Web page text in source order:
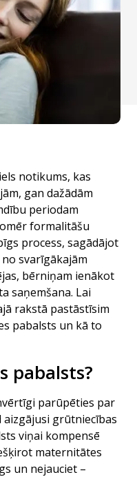
notikums, kas
gan dažādām
periodam
formalitāšu
process, sagādājot
svarīgākajām
bērniņam ienākot
saņemšana. Lai
rakstā pastāstīsim
pabalsts un kā to
pabalsts?
parūpēties par
aizgājusi grūtniecības
viņai kompensē
maternitātes
un nejauciet –